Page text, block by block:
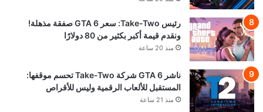
رئيس Take-Two: سعر GTA 6 صفقة مذهلة!
ونقدم قيمة أكبر بكثير من 80 دولارًا
منذ 20 ساعة
ناشر GTA 6 شركة Take-Two تحسم موقفها:
المستقبل للألعاب الرقمية وليس للأقراص
منذ 21 ساعة